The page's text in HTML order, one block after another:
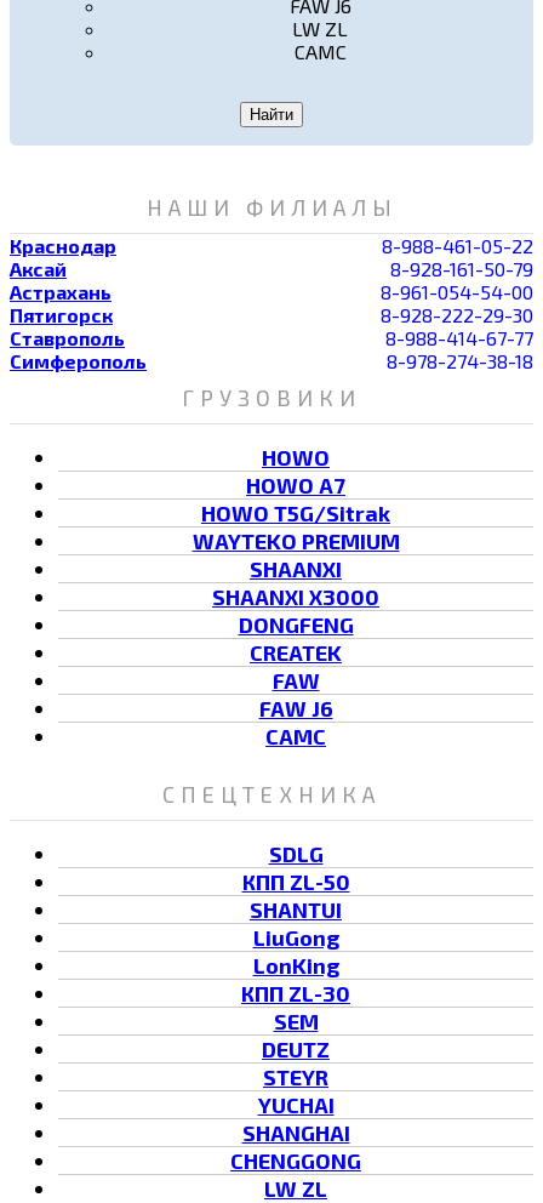
FAW J6
LW ZL
CAMC
Найти
НАШИ ФИЛИАЛЫ
Краснодар
8-988-461-05-22
Аксай
8-928-161-50-79
Астрахань
8-961-054-54-00
Пятигорск
8-928-222-29-30
Ставрополь
8-988-414-67-77
Симферополь
8-978-274-38-18
ГРУЗОВИКИ
HOWO
HOWO A7
HOWO T5G/Sitrak
WAYTEKO PREMIUM
SHAANXI
SHAANXI X3000
DONGFENG
CREATEK
FAW
FAW J6
CAMC
СПЕЦТЕХНИКА
SDLG
КПП ZL-50
SHANTUI
LiuGong
LonKing
КПП ZL-30
SEM
DEUTZ
STEYR
YUCHAI
SHANGHAI
CHENGGONG
LW ZL